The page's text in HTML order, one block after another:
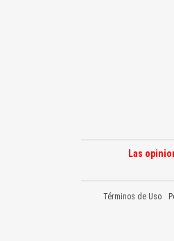
Las
Términos de Uso